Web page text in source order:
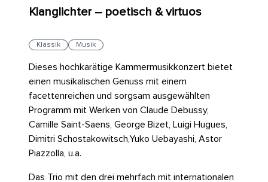
Klanglichter – poetisch & virtuos
Klassik Musik
Dieses hochkarätige Kammermusikkonzert bietet
einen musikalischen Genuss mit einem
facettenreichen und sorgsam ausgewählten
Programm mit Werken von Claude Debussy,
Camille Saint-Saens, George Bizet, Luigi Hugues,
Dimitri Schostakowitsch,Yuko Uebayashi, Astor
Piazzolla, u.a.
Das Trio mit den drei mehrfach mit internationalen